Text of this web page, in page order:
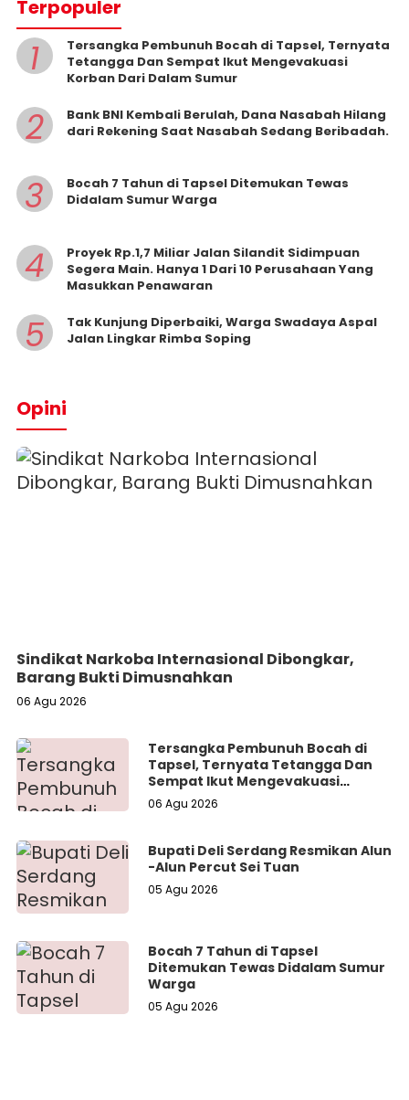
Terpopuler
1
Tersangka Pembunuh Bocah di Tapsel, Ternyata
Tetangga Dan Sempat Ikut Mengevakuasi
Korban Dari Dalam Sumur
2
Bank BNI Kembali Berulah, Dana Nasabah Hilang
dari Rekening Saat Nasabah Sedang Beribadah.
3
Bocah 7 Tahun di Tapsel Ditemukan Tewas
Didalam Sumur Warga
4
Proyek Rp.1,7 Miliar Jalan Silandit Sidimpuan
Segera Main. Hanya 1 Dari 10 Perusahaan Yang
Masukkan Penawaran
5
Tak Kunjung Diperbaiki, Warga Swadaya Aspal
Jalan Lingkar Rimba Soping
Opini
Sindikat Narkoba Internasional Dibongkar,
Barang Bukti Dimusnahkan
06 Agu 2026
Tersangka Pembunuh Bocah di
Tapsel, Ternyata Tetangga Dan
Sempat Ikut Mengevakuasi
Korban Dari Dalam Sumur
06 Agu 2026
Bupati Deli Serdang Resmikan Alun
-Alun Percut Sei Tuan
05 Agu 2026
Bocah 7 Tahun di Tapsel
Ditemukan Tewas Didalam Sumur
Warga
05 Agu 2026